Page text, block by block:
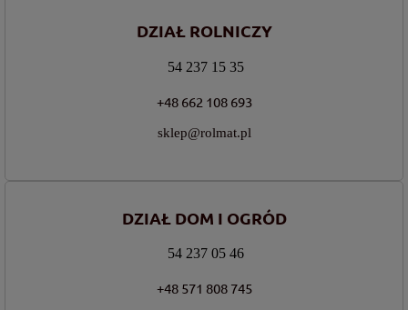
DZIAŁ ROLNICZY
54 237 15 35
+48 662 108 693
sklep@rolmat.pl
DZIAŁ DOM I OGRÓD
54 237 05 46
+48 571 808 745